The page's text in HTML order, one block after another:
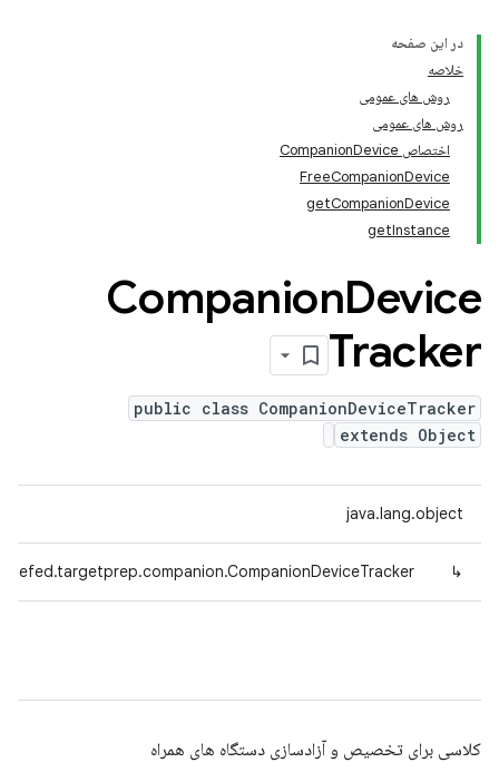
در این صفحه
خلاصه
روش های عمومی
روش های عمومی
اختصاص CompanionDevice
FreeCompanionDevice
getCompanionDevice
getInstance
CompanionDevice
Tracker
public class CompanionDeviceTracker
extends Object
java.lang.object
↳
کلاسی برای تخصیص و آزادسازی دستگاه های همراه